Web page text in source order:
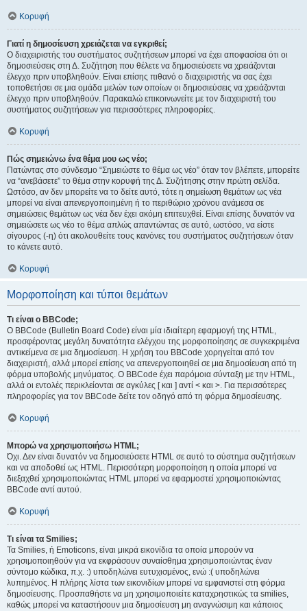
Κορυφή
Γιατί η δημοσίευση χρειάζεται να εγκριθεί;
Ο διαχειριστής του συστήματος συζητήσεων μπορεί να έχει αποφασίσει ότι οι
δημοσιεύσεις στη Δ. Συζήτηση που θέλετε να δημοσιεύσετε να χρειάζονται
έλεγχο πριν υποβληθούν. Είναι επίσης πιθανό ο διαχειριστής να σας έχει
τοποθετήσει σε μια ομάδα μελών των οποίων οι δημοσιεύσεις να χρειάζονται
έλεγχο πριν υποβληθούν. Παρακαλώ επικοινωνείτε με τον διαχειριστή του
συστήματος συζητήσεων για περισσότερες πληροφορίες.
Κορυφή
Πώς σημειώνω ένα θέμα μου ως νέο;
Πατώντας στο σύνδεσμο “Σημειώστε το θέμα ως νέο” όταν τον βλέπετε, μπορείτε
να “ανεβάσετε” το θέμα στην κορυφή της Δ. Συζήτησης στην πρώτη σελίδα.
Ωστόσο, αν δεν μπορείτε να το δείτε αυτό, τότε η σημείωση θεμάτων ως νέα
μπορεί να είναι απενεργοποιημένη ή το περιθώριο χρόνου ανάμεσα σε
σημειώσεις θεμάτων ως νέα δεν έχει ακόμη επιτευχθεί. Είναι επίσης δυνατόν να
σημειώσετε ως νέο το θέμα απλώς απαντώντας σε αυτό, ωστόσο, να είστε
σίγουρος (-η) ότι ακολουθείτε τους κανόνες του συστήματος συζητήσεων όταν
το κάνετε αυτό.
Κορυφή
Μορφοποίηση και τύποι θεμάτων
Τι είναι ο BBCode;
Ο BBCode (Bulletin Board Code) είναι μία ιδιαίτερη εφαρμογή της HTML,
προσφέροντας μεγάλη δυνατότητα ελέγχου της μορφοποίησης σε συγκεκριμένα
αντικείμενα σε μια δημοσίευση. Η χρήση του BBCode χορηγείται από τον
διαχειριστή, αλλά μπορεί επίσης να απενεργοποιηθεί σε μια δημοσίευση από τη
φόρμα υποβολής μηνύματος. Ο BBCode έχει παρόμοια σύνταξη με την HTML,
αλλά οι εντολές περικλείονται σε αγκύλες [ και ] αντί < και >. Για περισσότερες
πληροφορίες για τον BBCode δείτε τον οδηγό από τη φόρμα δημοσίευσης.
Κορυφή
Μπορώ να χρησιμοποιήσω HTML;
Όχι. Δεν είναι δυνατόν να δημοσιεύσετε HTML σε αυτό το σύστημα συζητήσεων
και να αποδοθεί ως HTML. Περισσότερη μορφοποίηση η οποία μπορεί να
διεξαχθεί χρησιμοποιώντας HTML μπορεί να εφαρμοστεί χρησιμοποιώντας
BBCode αντί αυτού.
Κορυφή
Τι είναι τα Smilies;
Τα Smilies, ή Emoticons, είναι μικρά εικονίδια τα οποία μπορούν να
χρησιμοποιηθούν για να εκφράσουν συναίσθημα χρησιμοποιώντας έναν
σύντομο κώδικα, π.χ. :) υποδηλώνει ευτυχισμένος, ενώ :( υποδηλώνει
λυπημένος. Η πλήρης λίστα των εικονιδίων μπορεί να εμφανιστεί στη φόρμα
δημοσίευσης. Προσπαθήστε να μη χρησιμοποιείτε καταχρηστικώς τα smilies,
καθώς μπορεί να καταστήσουν μια δημοσίευση μη αναγνώσιμη και κάποιος